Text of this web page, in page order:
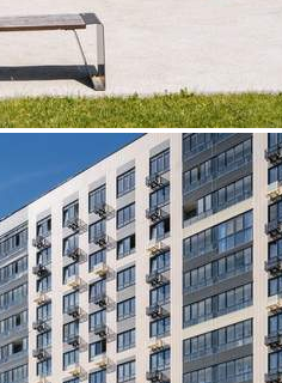
111431 - Г.
ШОССЕ,
Москва / Московская обл
Получить контакты Посмотреть